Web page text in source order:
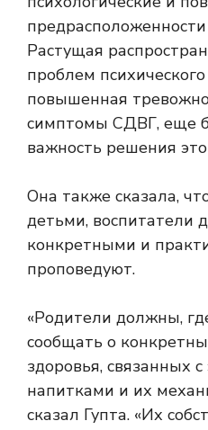
Растущая
проблем
повышенная
симптомы СДВГ, еще
важность решения
Она также сказала,
детьми, воспитатели
конкретными и
проповедуют.
«Родители должны,
сообщать о
здоровья, связанных
напитками и их
сказал Гупта. «Их